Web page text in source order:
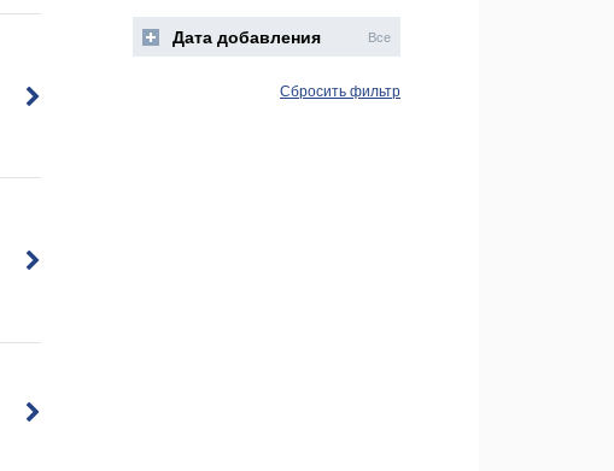
Дата добавления Все
Сбросить фильтр